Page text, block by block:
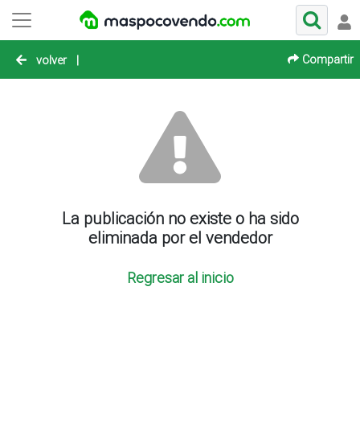
volver | Compartir
La publicación no existe o ha sido
eliminada por el vendedor
Regresar al inicio